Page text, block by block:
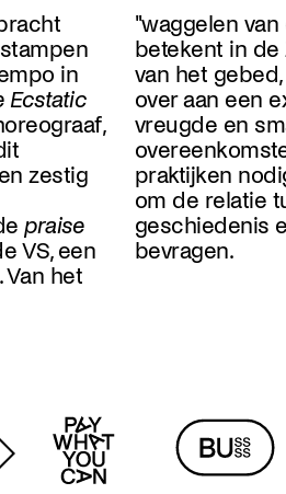
in
Ecstatic
zestig
praise
VS, een
het
"waggelen
betekent in de
van het
over aan een
vreugde en
praktijken
om de relatie
geschiedenis
bevragen.